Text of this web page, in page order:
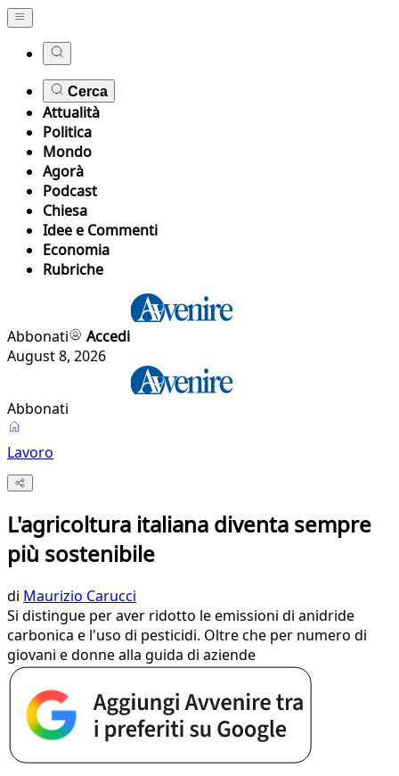
Cerca
Attualità
Politica
Mondo
Agorà
Podcast
Chiesa
Idee e Commenti
Economia
Rubriche
Abbonati
Accedi
August 8, 2026
Abbonati
Lavoro
L'agricoltura italiana diventa sempre
più sostenibile
di Maurizio Carucci
Si distingue per aver ridotto le emissioni di anidride
carbonica e l'uso di pesticidi. Oltre che per numero di
giovani e donne alla guida di aziende